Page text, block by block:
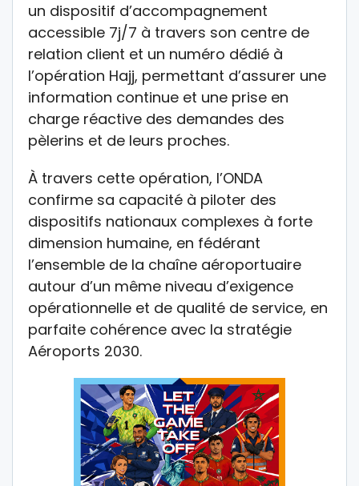
un dispositif d’accompagnement
accessible 7j/7 à travers son centre de
relation client et un numéro dédié à
l’opération Hajj, permettant d’assurer une
information continue et une prise en
charge réactive des demandes des
pèlerins et de leurs proches.
À travers cette opération, l’ONDA
confirme sa capacité à piloter des
dispositifs nationaux complexes à forte
dimension humaine, en fédérant
l’ensemble de la chaîne aéroportuaire
autour d’un même niveau d’exigence
opérationnelle et de qualité de service, en
parfaite cohérence avec la stratégie
Aéroports 2030.